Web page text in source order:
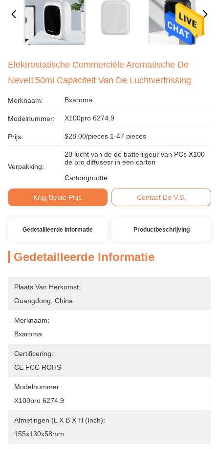
Elektrostatische Commerciële Aromatische De
Nevel150ml Capaciteit Van De Luchtverfrissing
Merknaam: Bxaroma
Modelnummer: X100pro 6274.9
Prijs: $28.00/pieces 1-47 pieces
Verpakking:
20 lucht van de de batterijgeur van PCs X100
de pro diffusesr in één carton
Cartongrootte:
Krijg Beste Prijs Contact De V.S.
Gedetailleerde Informatie Productbeschrijving
Gedetailleerde Informatie
Plaats Van Herkomst:
Guangdong, China
Merknaam:
Bxaroma
Certificering:
CE FCC ROHS
Modelnummer:
X100pro 6274.9
Afmetingen (L X B X H (inch):
155x130x58mm